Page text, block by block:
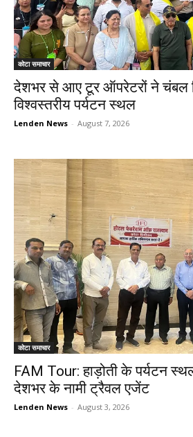
कोटा समाचार
देशभर से आए टूर ऑपरेटरों ने चंबल
विश्वस्तरीय पर्यटन स्थल
Lenden News - August 7, 2026
कोटा समाचार
FAM Tour: हाड़ोती के पर्यटन
देशभर के नामी ट्रैवल एजेंट
Lenden News - August 3, 2026